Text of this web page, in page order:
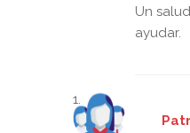
Un
ayudar.